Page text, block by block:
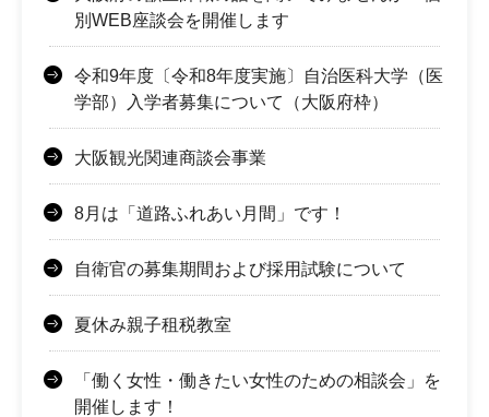
別WEB座談会を開催します
令和9年度〔令和8年度実施〕自治医科大学（医
学部）入学者募集について（大阪府枠）
大阪観光関連商談会事業
8月は「道路ふれあい月間」です！
自衛官の募集期間および採用試験について
夏休み親子租税教室
「働く女性・働きたい女性のための相談会」を
開催します！